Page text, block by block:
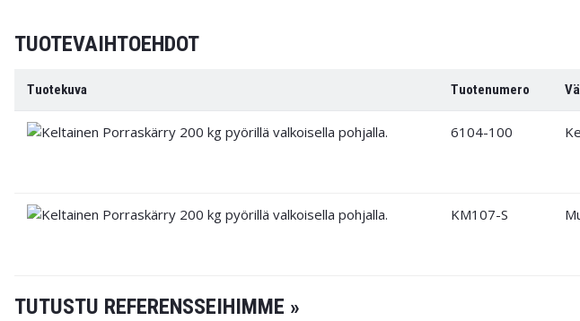
TUOTEVAIHTOEHDOT
Tuotekuva Tuotenumero
6104-100
KM107-S
TUTUSTU REFERENSSEIHIMME »